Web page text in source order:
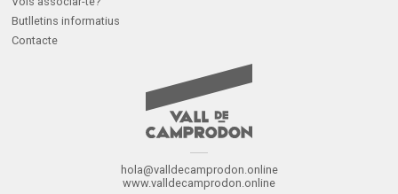
hola@valldecamprodon.online
www.valldecamprodon.online
Butlletins informatius
Contacte